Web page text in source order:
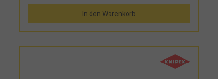
In den Warenkorb